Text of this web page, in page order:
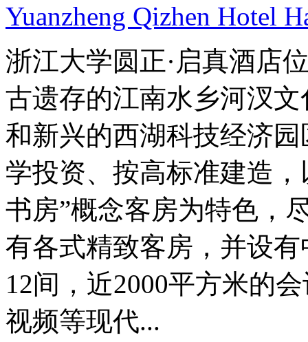
Yuanzheng Qizhen Hotel
浙江大学圆正·启真酒店
古遗存的江南水乡河汊
和新兴的西湖科技经济
学投资、按高标准建造
书房”概念客房为特色，
有各式精致客房，并设
12间，近2000平方米的
视频等现代...